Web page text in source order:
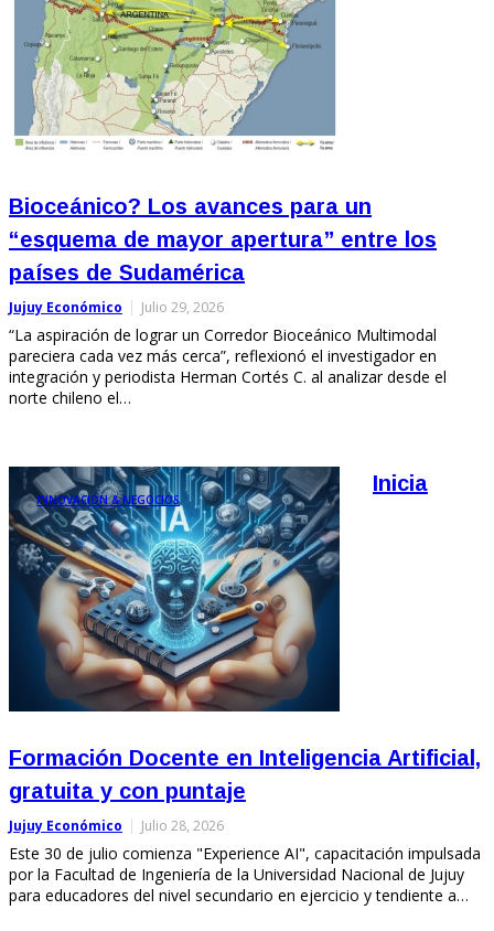
Bioceánico? Los avances para un
“esquema de mayor apertura” entre los
países de Sudamérica
Jujuy Económico Julio 29, 2026
“La aspiración de lograr un Corredor Bioceánico Multimodal
pareciera cada vez más cerca”, reflexionó el investigador en
integración y periodista Herman Cortés C. al analizar desde el
norte chileno el…
INNOVACIÓN & NEGOCIOS
Inicia
Formación Docente en Inteligencia Artificial,
gratuita y con puntaje
Jujuy Económico Julio 28, 2026
Este 30 de julio comienza "Experience AI", capacitación impulsada
por la Facultad de Ingeniería de la Universidad Nacional de Jujuy
para educadores del nivel secundario en ejercicio y tendiente a…